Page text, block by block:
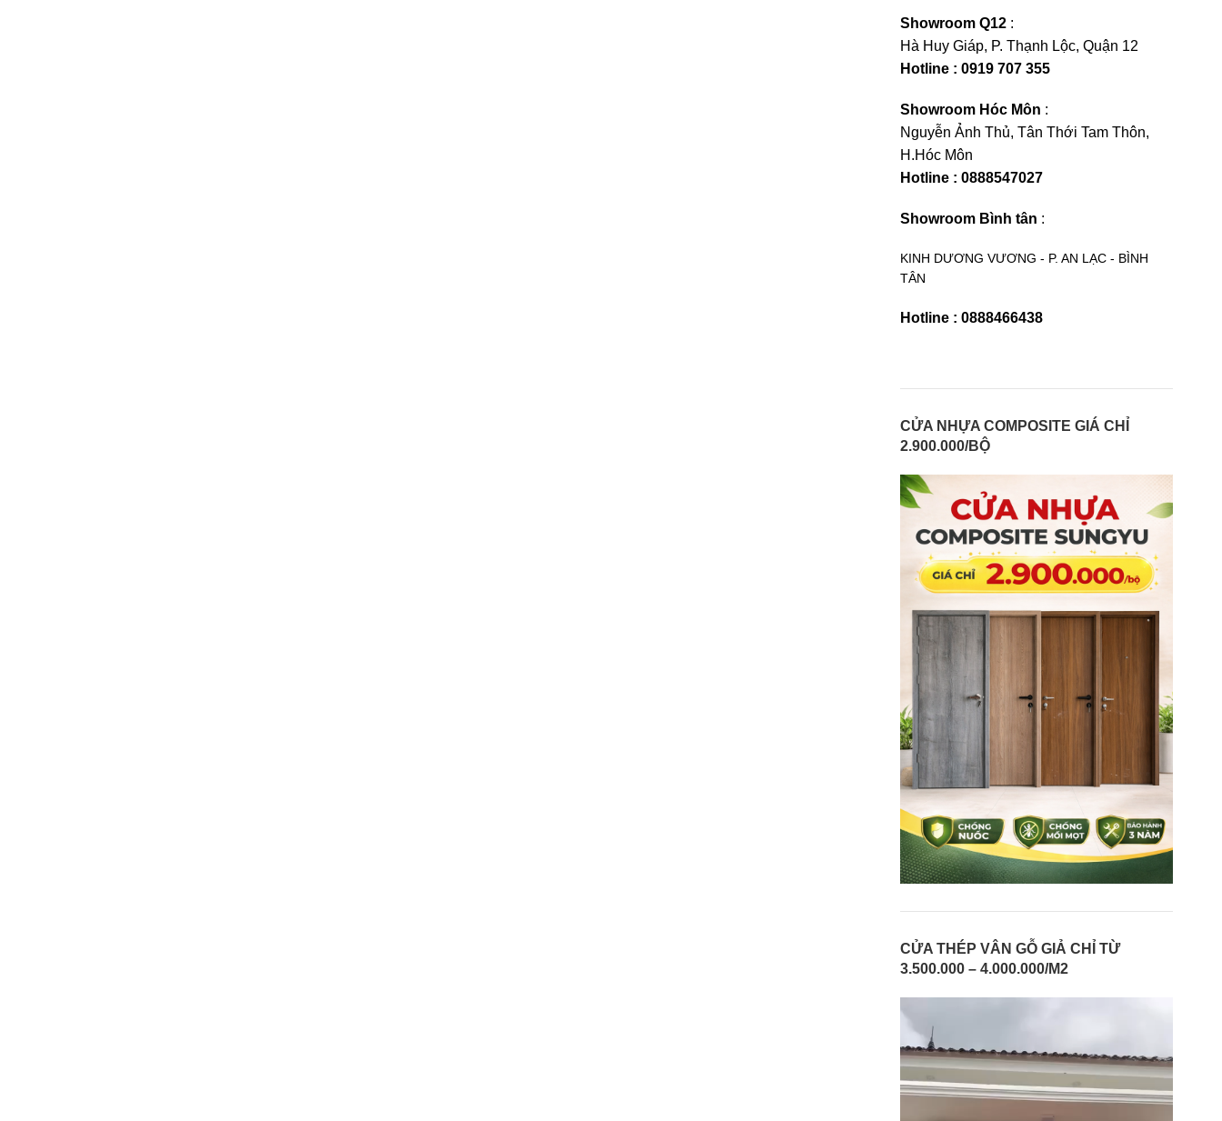
Showroom Q12 :
Hà Huy Giáp, P. Thạnh Lộc, Quận 12
Hotline : 0919 707 355
Showroom Hóc Môn :
Nguyễn Ảnh Thủ, Tân Thới Tam Thôn,
H.Hóc Môn
Hotline : 0888547027
Showroom Bình tân :
KINH DƯƠNG VƯƠNG - P. AN LẠC - BÌNH
TÂN
Hotline : 0888466438
CỬA NHỰA COMPOSITE GIÁ CHỈ
2.900.000/BỘ
CỬA THÉP VÂN GỖ GIẢ CHỈ TỪ
3.500.000 – 4.000.000/M2